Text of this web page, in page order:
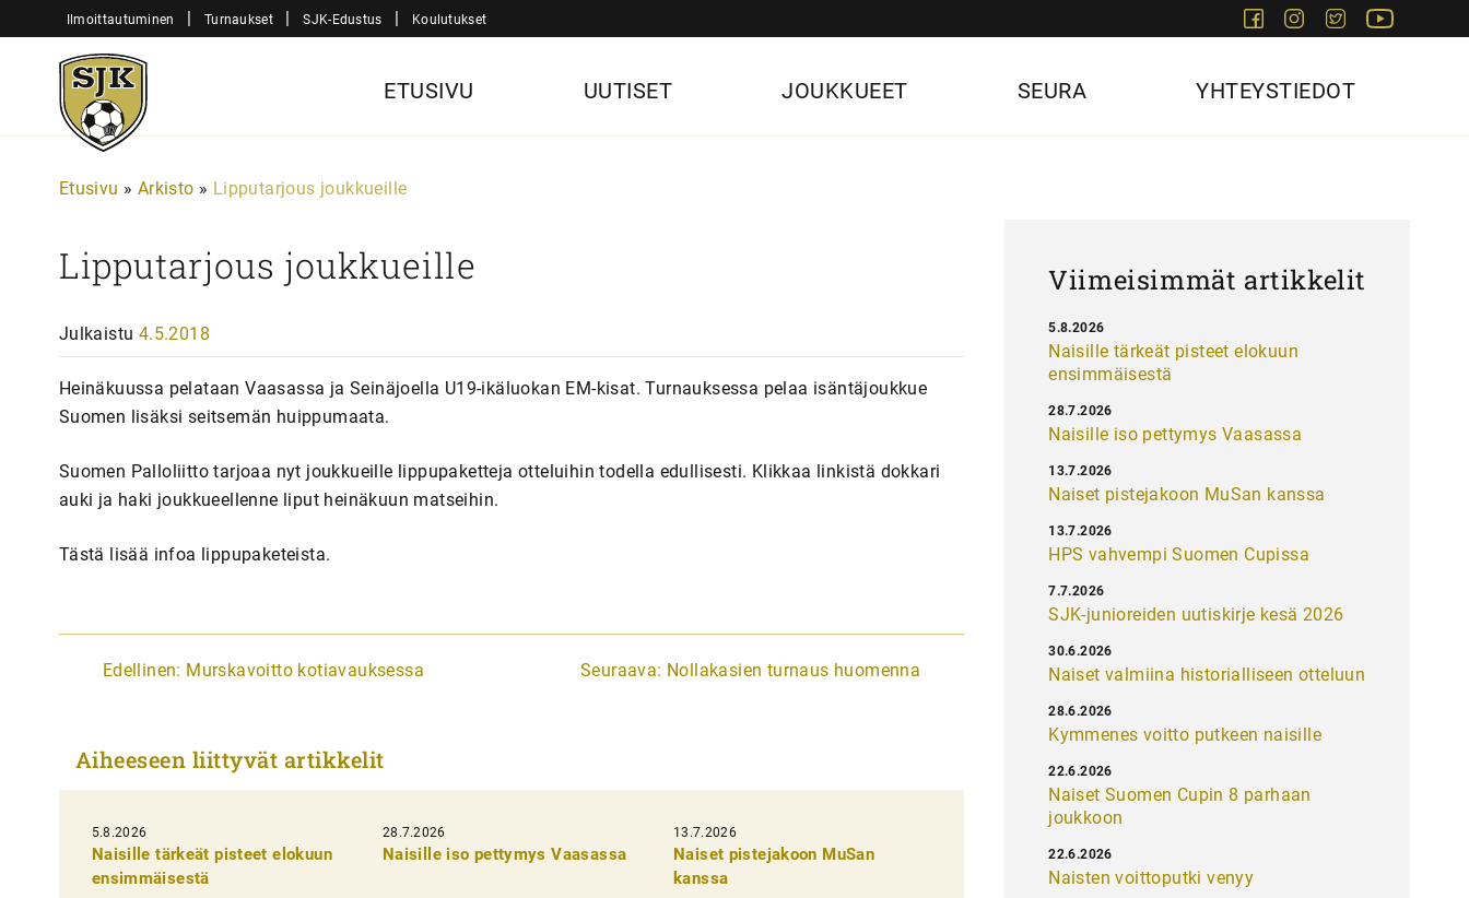
sisältöön
Ilmoittautuminen | Turnaukset | SJK-Edustus | Koulutukset FacebookInstagram
Twitter
Sjk-
Juniorit
ETUSIVU UUTISET JOUKKUEET SEURA YHTEYSTIEDOT
Etusivu » Arkisto » Lipputarjous joukkueille
Lipputarjous joukkueille
Julkaistu 4.5.2018
Heinäkuussa pelataan Vaasassa ja Seinäjoella U19-ikäluokan EM-kisat. Turnauksessa pelaa isäntäjoukkue
Suomen lisäksi seitsemän huippumaata.
Suomen Palloliitto tarjoaa nyt joukkueille lippupaketteja otteluihin todella edullisesti. Klikkaa linkistä dokkari
auki ja haki joukkueellenne liput heinäkuun matseihin.
Tästä lisää infoa lippupaketeista.
A
i
k
e
Edellinen: Murskavoitto kotiavauksessa Seuraava: Nollakasien turnaus huomenna
Aiheeseen liittyvät artikkelit
5.8.2026
Naisille tärkeät pisteet elokuun
ensimmäisestä
28.7.2026
Naisille iso pettymys Vaasassa
13.7.2026
Naiset pistejakoon MuSan
kanssa
Viimeisimmät artikkelit
Naisille tärkeät pisteet elokuun
ensimmäisestä
5.8.2026
Naisille iso pettymys Vaasassa
28.7.2026
Naiset pistejakoon MuSan kanssa
13.7.2026
HPS vahvempi Suomen Cupissa
13.7.2026
SJK-junioreiden uutiskirje kesä 2026
7.7.2026
Naiset valmiina historialliseen otteluun
30.6.2026
Kymmenes voitto putkeen naisille
28.6.2026
Naiset Suomen Cupin 8 parhaan
joukkoon
22.6.2026
Naisten voittoputki venyy
22.6.2026